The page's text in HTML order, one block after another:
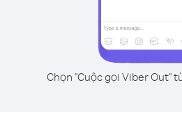
Chọn "Cuộc gọi Viber Out"